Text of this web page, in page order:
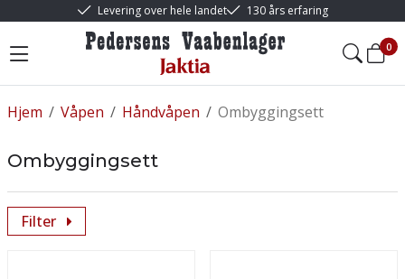
Levering over hele landet 130 års erfaring
0
/
Hjem /
Våpen /
Håndvåpen Ombyggingsett
Ombyggingsett
Filter